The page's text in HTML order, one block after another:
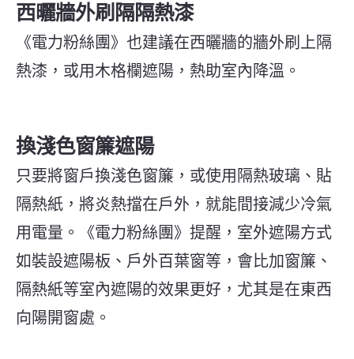
西曬牆外刷隔隔熱漆
《電力粉絲團》也建議在西曬牆的牆外刷上隔
熱漆，或用木格欄遮陽，熱助室內降溫。
換淺色窗簾遮陽
只要將窗戶換淺色窗簾，或使用隔熱玻璃、貼
隔熱紙，將炎熱擋在戶外，就能間接減少冷氣
用電量。《電力粉絲團》提醒，室外遮陽方式
如裝設遮陽板、戶外百葉窗等，會比加窗簾、
隔熱紙等室內遮陽的效果更好，尤其是在東西
向陽開窗處。